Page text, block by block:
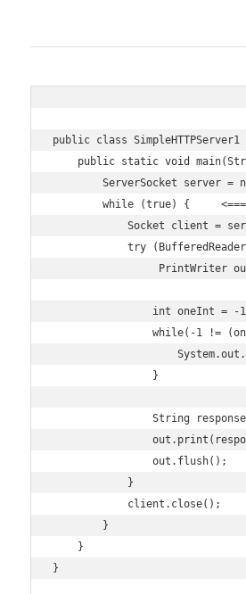
public class SimpleHTTPServer1
public static void
ServerSocket server =
while (true) {
Socket client =
try
PrintWriter
int oneInt = -
while(-1 !=
                }
String
                out.flush();
            }
            client.close();
        }
    }